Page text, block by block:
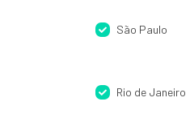
São Paulo
Rio de Janeiro